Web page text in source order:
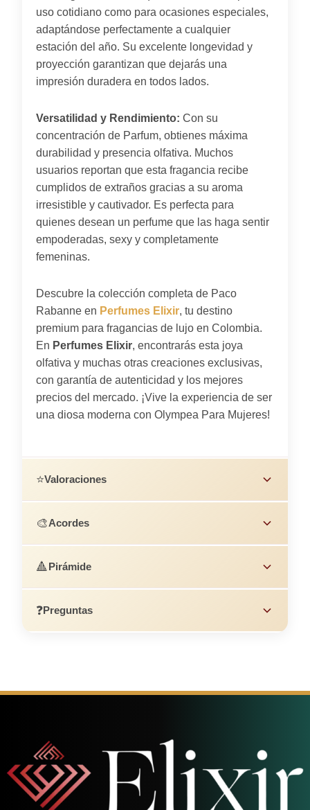
uso cotidiano como para ocasiones especiales,
adaptándose perfectamente a cualquier
estación del año. Su excelente longevidad y
proyección garantizan que dejarás una
impresión duradera en todos lados.
Versatilidad y Rendimiento: Con su
concentración de Parfum, obtienes máxima
durabilidad y presencia olfativa. Muchos
usuarios reportan que esta fragancia recibe
cumplidos de extraños gracias a su aroma
irresistible y cautivador. Es perfecta para
quienes desean un perfume que las haga sentir
empoderadas, sexy y completamente
femeninas.
Descubre la colección completa de Paco
Rabanne en Perfumes Elixir, tu destino
premium para fragancias de lujo en Colombia.
En Perfumes Elixir, encontrarás esta joya
olfativa y muchas otras creaciones exclusivas,
con garantía de autenticidad y los mejores
precios del mercado. ¡Vive la experiencia de ser
una diosa moderna con Olympea Para Mujeres!
⭐Valoraciones
🎨Acordes
🔺Pirámide
❓Preguntas